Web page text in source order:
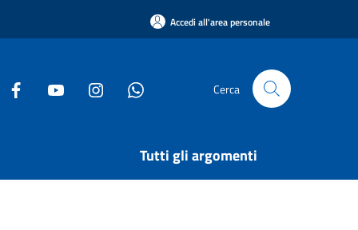
Accedi all'area personale
Cerca
Tutti gli argomenti